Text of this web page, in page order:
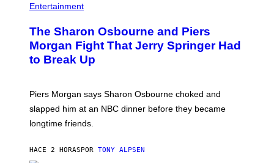
Entertainment
The Sharon Osbourne and Piers
Morgan Fight That Jerry Springer Had
to Break Up
Piers Morgan says Sharon Osbourne choked and
slapped him at an NBC dinner before they became
longtime friends.
HACE 2 HORASPOR TONY ALPSEN